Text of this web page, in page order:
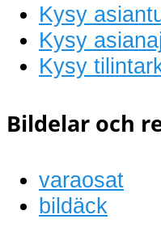
Kysy
Kysy
Kysy
Bildelar och
varaosat
bildäck